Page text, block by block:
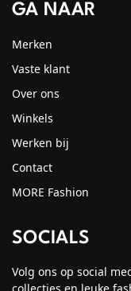
GA NAAR
Merken
Vaste klant
Over ons
Winkels
Werken bij
Contact
MORE Fashion
SOCIALS
Volg ons op social